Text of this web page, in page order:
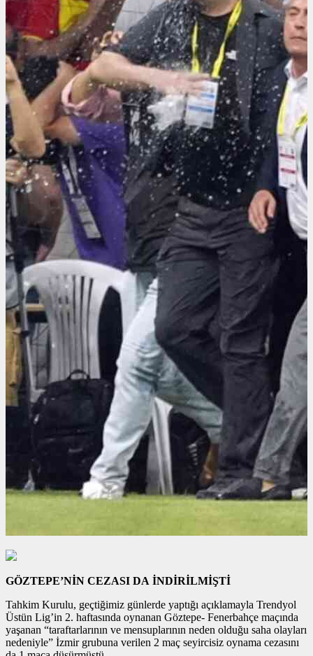
GÖZTEPE’NİN CEZASI DA İNDİRİLMİŞTİ
Tahkim Kurulu, geçtiğimiz günlerde yaptığı açıklamayla Trendyol
Üstün Lig’in 2. haftasında oynanan Göztepe- Fenerbahçe maçında
yaşanan “taraftarlarının ve mensuplarının neden olduğu saha olayları
nedeniyle” İzmir grubuna verilen 2 maç seyircisiz oynama cezasını